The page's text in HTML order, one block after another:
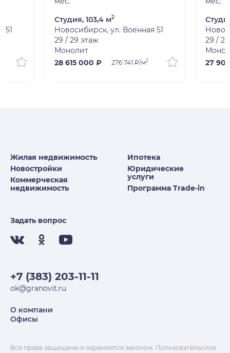
51
Студия, 103,4 м2
Новосибирск, ул. Военная 51
29 / 29 этаж
Монолит
28 615 000 ₽
276 741 ₽/м2
29 /
27
Жилая недвижимость
Новостройки
Коммерческая
недвижимость
Ипотека
Юридические
услуги
Программа Trade-in
Задать вопрос
+7 (383) 203-11-11
ok@granovit.ru
О компани
Офисы
Все права защищены и охраняются законом. Пользовательское